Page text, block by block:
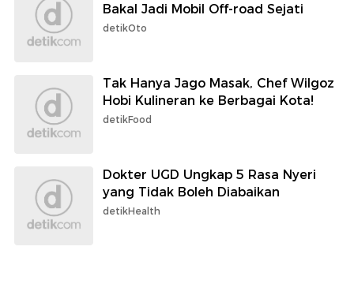
Bakal Jadi Mobil Off-road Sejati
detikOto
Tak Hanya Jago Masak, Chef Wilgoz
Hobi Kulineran ke Berbagai Kota!
detikFood
Dokter UGD Ungkap 5 Rasa Nyeri
yang Tidak Boleh Diabaikan
detikHealth